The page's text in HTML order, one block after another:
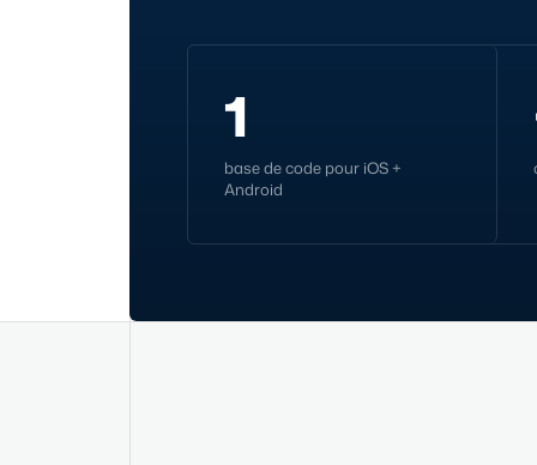
1
base de code pour iOS +
Android